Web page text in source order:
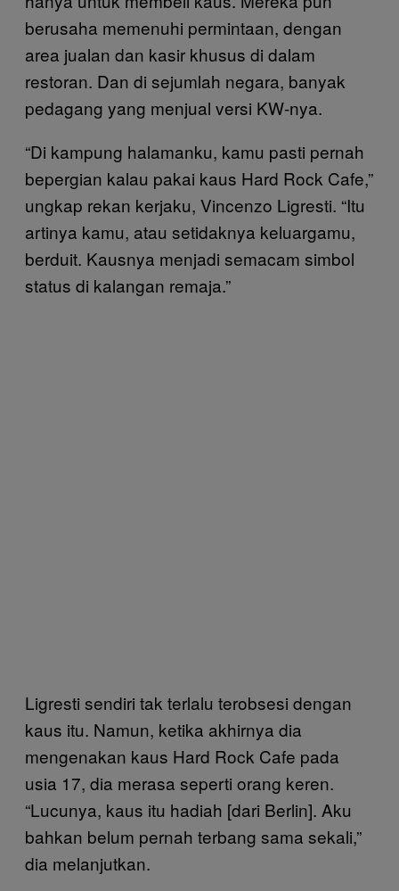
berusaha memenuhi permintaan, dengan
area jualan dan kasir khusus di dalam
restoran. Dan di sejumlah negara, banyak
pedagang yang menjual versi KW-nya.
“Di kampung halamanku, kamu pasti pernah
bepergian kalau pakai kaus Hard Rock Cafe,”
ungkap rekan kerjaku, Vincenzo Ligresti. “Itu
artinya kamu, atau setidaknya keluargamu,
berduit. Kausnya menjadi semacam simbol
status di kalangan remaja.”
Ligresti sendiri tak terlalu terobsesi dengan
kaus itu. Namun, ketika akhirnya dia
mengenakan kaus Hard Rock Cafe pada
usia 17, dia merasa seperti orang keren.
“Lucunya, kaus itu hadiah [dari Berlin]. Aku
bahkan belum pernah terbang sama sekali,”
dia melanjutkan.